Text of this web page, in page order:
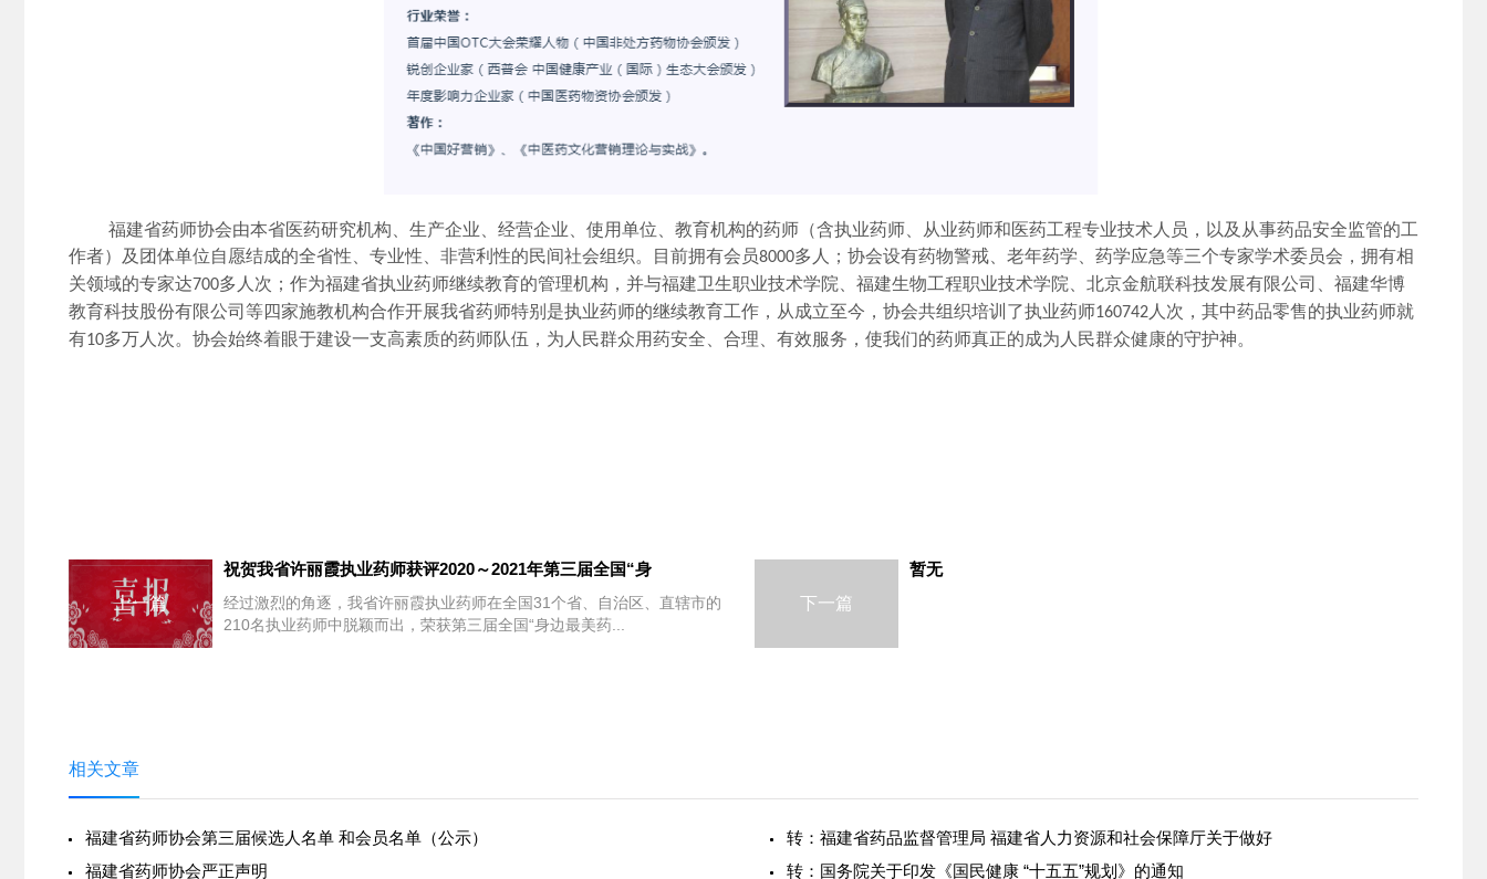
福建省药师协会由本省医药研究机构、生产企业、经营企业、使用单位、教育机构的药师（含执业药师、从业药师和医药工程专业技术人员，以及从事药品安全监管的工
作者）及团体单位自愿结成的全省性、专业性、非营利性的民间社会组织。
目前拥有会员8000多人；协会设有药物警戒、老年药学、药学应急等三个专家学术委员会，拥有相
关领域的专家达700多人次；作为福建省执业药师继续教育的管理机构，并与福建卫生职业技术学院、福建生物工程职业技术学院、北京金航联科技发展有限公司、福建华博
教育科技股份有限公司等四家施教机构合作开展我省药师特别是执业药师的继续教育工作，从成立至今，协会共组织培训了执业药师160742 人次，其中药品零售的执业药师就
有10多万人次。 协会始终着眼于建设一支高素质的药师队伍，为人民群众用药安全、合理、有效服务，使我们的药师真正的成为人民群众健康的守护神。
上一篇
祝贺我省许丽霞执业药师获评2020～2021年第三届全国“身
经过激烈的角逐，我省许丽霞执业药师在全国31个省、自治区、直辖市的
210名执业药师中脱颖而出，荣获第三届全国“身边最美药...
下一篇
暂无
相关文章
福建省药师协会第三届候选人名单 和会员名单（公示）
转：福建省药品监督管理局 福建省人力资源和社会保障厅关于做好
福建省药师协会严正声明
转：国务院关于印发《国民健康 “十五五”规划》的通知